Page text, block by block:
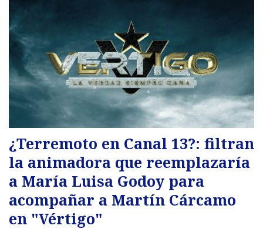
¿Terremoto en Canal 13?: filtran
la animadora que reemplazaría
a María Luisa Godoy para
acompañar a Martín Cárcamo
en "Vértigo"